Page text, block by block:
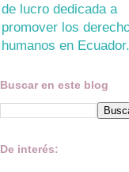
de lucro dedicada a
promover los
humanos en Ecuador.
Buscar en este blog
De interés: